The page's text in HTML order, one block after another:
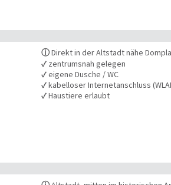
ⓘDirekt in der Altstadt nähe
✓ zentrumsnah gelegen
✓eigene Dusche / WC
✓kabelloser Internetanschluss
✓Haustiere erlaubt